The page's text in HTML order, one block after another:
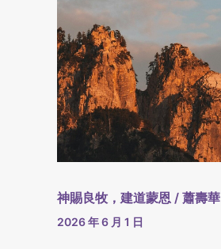
神賜良牧，建道蒙恩 / 蕭壽華
2026 年 6 月 1 日